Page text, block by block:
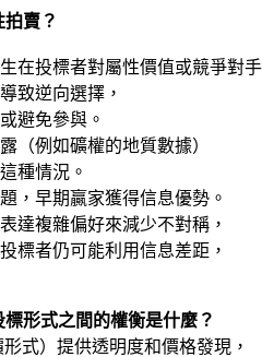
賣？
在投標者對屬性價值或競爭對手
致逆向選擇，
避免參與。
（例如礦權的地質數據）
種情況。
，早期贏家獲得信息優勢。
達複雜偏好來減少不對稱，
標者仍可能利用信息差距，
形式之間的權衡是什麼？
式）提供透明度和價格發現，